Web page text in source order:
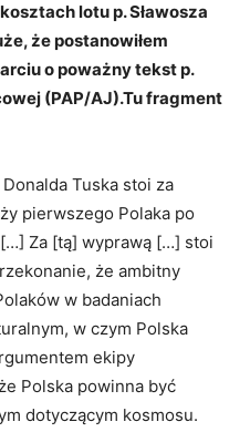
lotu p. Sławosza
że postanowiłem
o poważny tekst p.
(PAP/AJ).Tu fragment
Tuska stoi za
pierwszego Polaka po
Za [tą] wyprawą […] stoi
że ambitny
w badaniach
w czym Polska
ekipy
Polska powinna być
dotyczącym kosmosu.